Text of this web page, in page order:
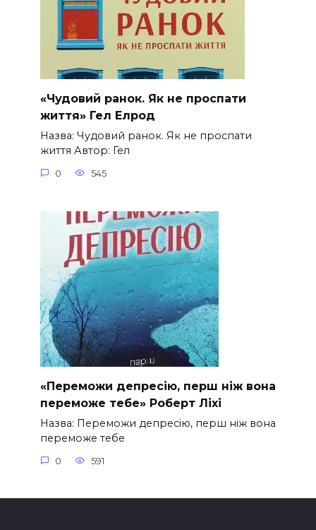
«Чудовий ранок. Як не проспати
життя» Гел Елрод
Назва: Чудовий ранок. Як не проспати
життя Автор: Гел
0 545
«Переможи депресію, перш ніж вона
переможе тебе» Роберт Ліхі
Назва: Переможи депресію, перш ніж вона
переможе тебе
0 591